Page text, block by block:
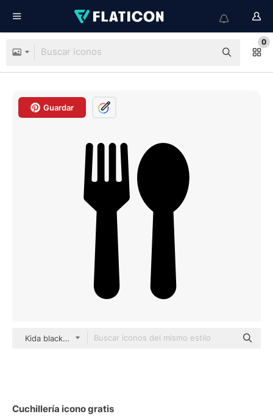
0
Guardar
Kida black fill
Cuchillería icono gratis